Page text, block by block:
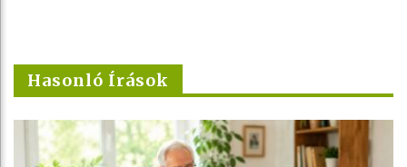
Hasonló Írások